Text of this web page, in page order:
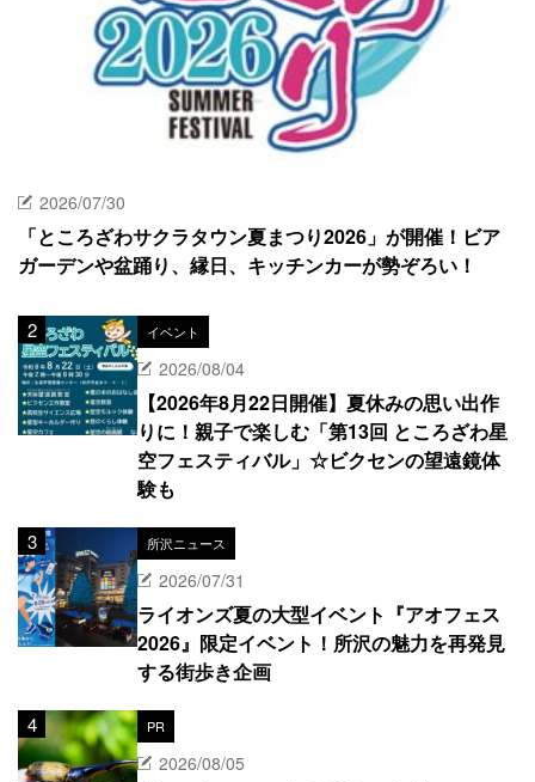
2026/07/30
「ところざわサクラタウン夏まつり2026」が開催！ビア
ガーデンや盆踊り、縁日、キッチンカーが勢ぞろい！
イベント
2026/08/04
【2026年8月22日開催】夏休みの思い出作
りに！親子で楽しむ「第13回 ところざわ星
空フェスティバル」☆ビクセンの望遠鏡体
験も
所沢ニュース
2026/07/31
ライオンズ夏の大型イベント『アオフェス
2026』限定イベント！所沢の魅力を再発見
する街歩き企画
PR
2026/08/05